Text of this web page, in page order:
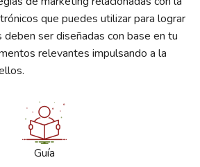
que puedes utilizar para lograr
ser diseñadas con base en tu
relevantes impulsando a la
Guía